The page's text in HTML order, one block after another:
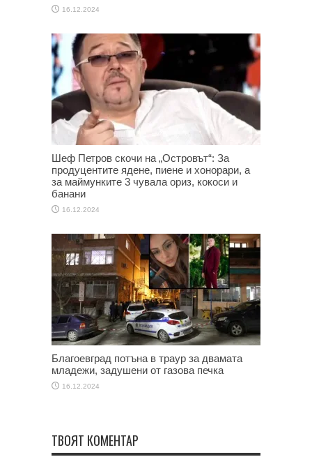
16.12.2024
Шеф Петров скочи на „Островът“: За
продуцентите ядене, пиене и хонорари, а
за маймунките 3 чувала ориз, кокоси и
банани
16.12.2024
Благоевград потъна в траур за двамата
младежи, задушени от газова печка
16.12.2024
ТВОЯТ КОМЕНТАР